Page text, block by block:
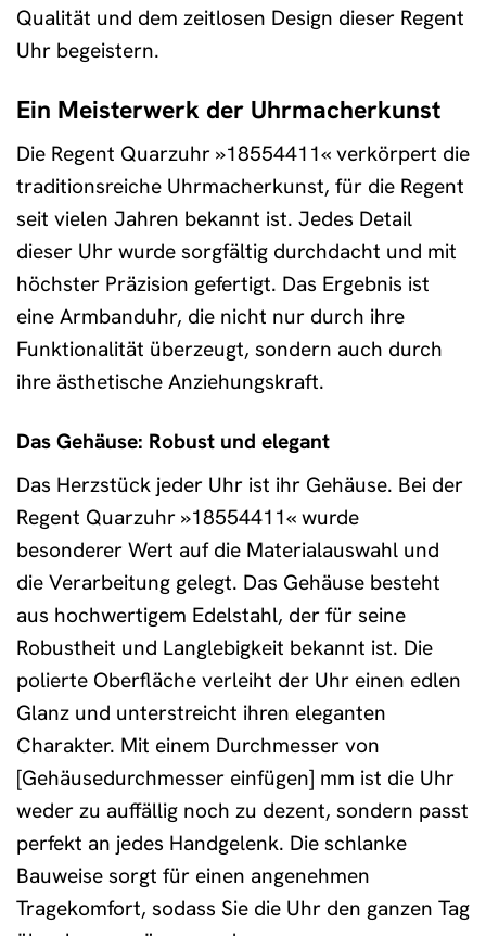
Qualität und dem zeitlosen Design dieser Regent
Uhr begeistern.
Ein Meisterwerk der Uhrmacherkunst
Die Regent Quarzuhr »18554411« verkörpert die
traditionsreiche Uhrmacherkunst, für die Regent
seit vielen Jahren bekannt ist. Jedes Detail
dieser Uhr wurde sorgfältig durchdacht und mit
höchster Präzision gefertigt. Das Ergebnis ist
eine Armbanduhr, die nicht nur durch ihre
Funktionalität überzeugt, sondern auch durch
ihre ästhetische Anziehungskraft.
Das Gehäuse: Robust und elegant
Das Herzstück jeder Uhr ist ihr Gehäuse. Bei der
Regent Quarzuhr »18554411« wurde
besonderer Wert auf die Materialauswahl und
die Verarbeitung gelegt. Das Gehäuse besteht
aus hochwertigem Edelstahl, der für seine
Robustheit und Langlebigkeit bekannt ist. Die
polierte Oberfläche verleiht der Uhr einen edlen
Glanz und unterstreicht ihren eleganten
Charakter. Mit einem Durchmesser von
[Gehäusedurchmesser einfügen] mm ist die Uhr
weder zu auffällig noch zu dezent, sondern passt
perfekt an jedes Handgelenk. Die schlanke
Bauweise sorgt für einen angenehmen
Tragekomfort, sodass Sie die Uhr den ganzen Tag